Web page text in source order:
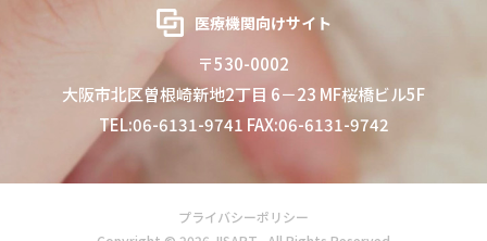
医療機関向けサイト
〒530-0002
大阪市北区曽根崎新地2丁目 6－23 MF桜橋ビル5F
TEL:06-6131-9741 FAX:06-6131-9742
プライバシーポリシー